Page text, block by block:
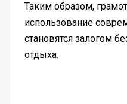
Таким образом,
использование
становятся залогом
отдыха.